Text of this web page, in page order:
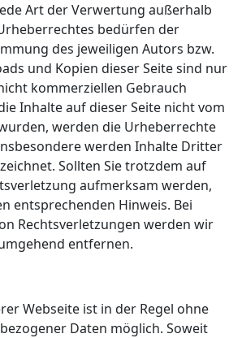
Art der Verwertung außerhalb
bedürfen der
des jeweiligen Autors bzw.
und Kopien dieser Seite sind nur
kommerziellen Gebrauch
Inhalte auf dieser Seite nicht vom
werden die Urheberrechte
werden Inhalte Dritter
Sollten Sie trotzdem auf
aufmerksam werden,
entsprechenden Hinweis. Bei
Rechtsverletzungen werden wir
entfernen.
Webseite ist in der Regel ohne
Daten möglich. Soweit